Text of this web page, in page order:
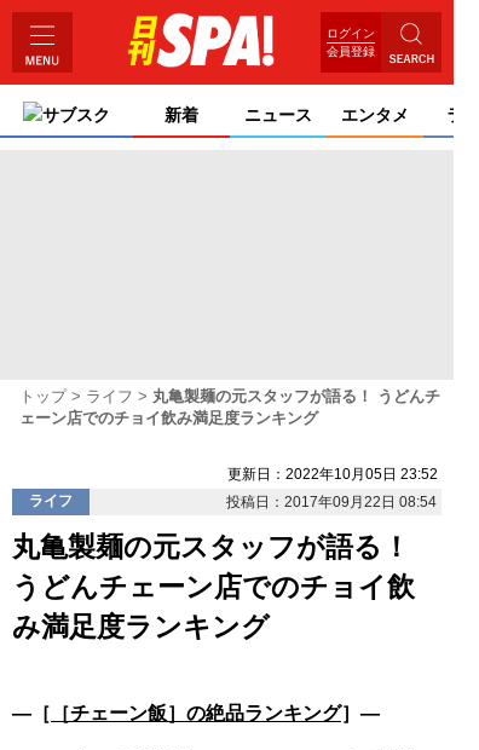
ログイン
会員登録
サブスク 新着 ニュース エンタメ ライ
トップ ライフ
丸亀製麺の元スタッフが語る！ うどんチ
ェーン店でのチョイ飲み満足度ランキング
更新日：2022年10月05日 23:52
ライフ
投稿日：2017年09月22日 08:54
丸亀製麺の元スタッフが語る！
うどんチェーン店でのチョイ飲
み満足度ランキング
―［ ［チェーン飯］の絶品ランキング］―